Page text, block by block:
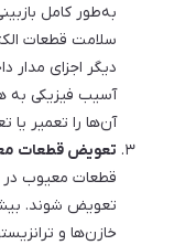
به‌طور کامل
سلامت قطعات
دیگر اجزای
آسیب فیزیکی به
آن‌ها را تعمیر یا
تعویض قطعات
خازن‌ها و